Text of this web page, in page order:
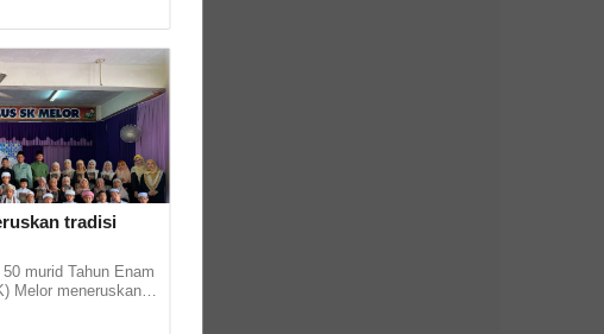
tradisi
murid Tahun Enam
Melor meneruskan